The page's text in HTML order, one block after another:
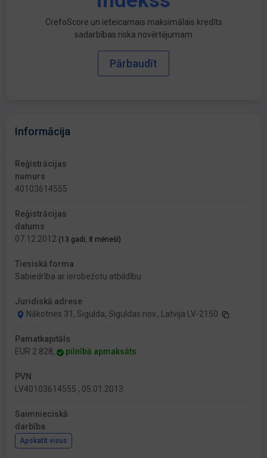
CrefoScore un ieteicamais maksimālais kredīts
sadarbības riska novērtējumam
Pārbaudīt
Informācija
Reģistrācijas
numurs
40103614555
Reģistrācijas
datums
07.12.2012 (13 gadi, 8 mēneši)
Tiesiskā forma
Sabiedrība ar ierobežotu atbildību
Juridiskā adrese
Nākotnes 31, Sigulda, Siguldas nov., Latvija LV-2150
Pamatkapitāls
EUR 2 828,
pilnībā apmaksāts
PVN
LV40103614555 , 05.01.2013
Saimnieciskā
darbība
Apskatīt visus